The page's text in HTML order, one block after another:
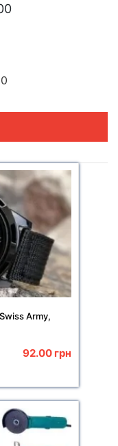
Army,
92.00 грн